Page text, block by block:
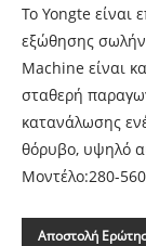
Το Yongte είναι
εξώθησης
Machine είναι
σταθερή
κατανάλωσης
θόρυβο, υψηλό
Μοντέλο:280-
Αποστολή